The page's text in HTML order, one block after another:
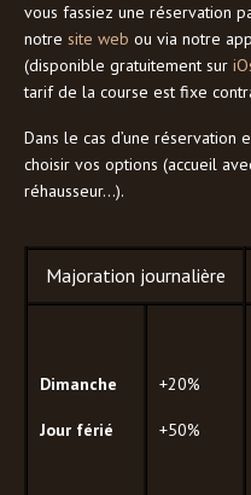
vous fassiez une réservation
notre site web ou via notre
(disponible gratuitement sur
tarif de la course est fixe
Dans le cas d’une
choisir vos options (accueil
réhausseur…).
Majoration journalière
Dimanche
Jour férié
+20%
+50%